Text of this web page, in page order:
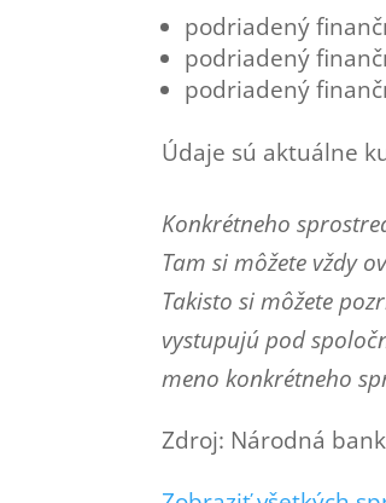
podriadený
podriadený
podriadený
Údaje sú aktuálne
Konkrétneho
Tam si môžete vždy
Takisto si môžete
vystupujú pod
meno konkrétneho
Zdroj: Národná